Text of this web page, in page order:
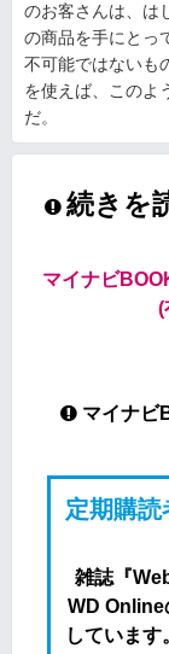
のお客さんは、は
の商品を手にとっ
不可能ではないも
を使えば、このよ
だ。
続きを
マイナビ
(
マイナビ
定期購読
雑誌『
WD Online
していま